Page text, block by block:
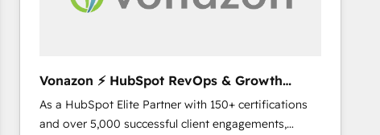
Vonazon ⚡ HubSpot RevOps & Growth
Strategy Experts
As a HubSpot Elite Partner with 150+ certifications
and over 5,000 successful client engagements,